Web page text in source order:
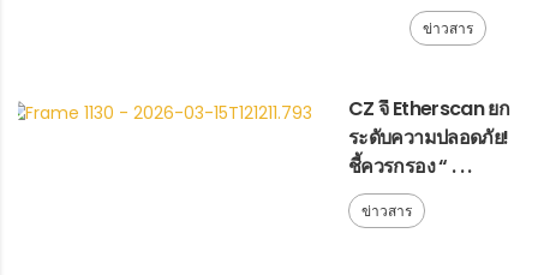
ข่าวสาร
CZ จี้ Etherscan ยก
ระดับความปลอดภัย!
ชี้ควรกรอง “ . . .
ข่าวสาร